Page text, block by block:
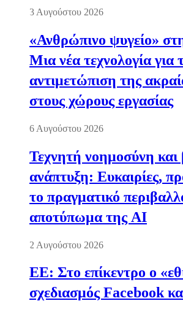
3 Αυγούστου 2026
«Ανθρώπινο ψυγείο»
Μια νέα τεχνολογία για
αντιμετώπιση της
στους χώρους εργασίας
6 Αυγούστου 2026
Τεχνητή νοημοσύνη και
ανάπτυξη: Ευκαιρίες,
το πραγματικό
αποτύπωμα της AI
2 Αυγούστου 2026
ΕΕ: Στο επίκεντρο ο
σχεδιασμός Facebook